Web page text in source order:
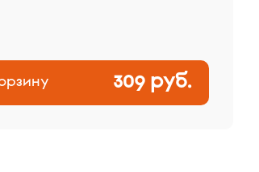
309 руб.